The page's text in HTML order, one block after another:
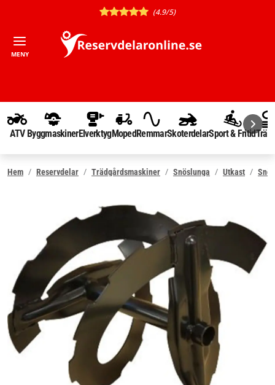
(4.9/5)
MENY
ATV ByggmaskinerElverktygMopedRemmarSkoterdelarSport & Fritid
Hem Reservdelar Trädgårdsmaskiner Snöslunga Utkast